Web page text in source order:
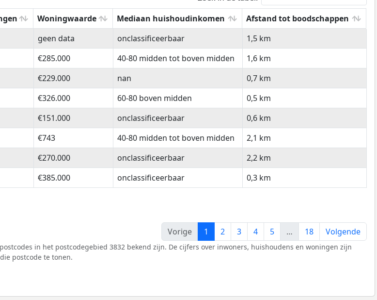
Woningwaarde Mediaan huishoudinkomen
Afstand tot boodschappen
Woningwaarde Mediaan huishoudinkomen Afstand tot boodschappen
geen data onclassificeerbaar
1,5 km
€285.000 40-80 midden tot boven midden
1,6 km
€229.000 nan
0,7 km
€326.000 60-80 boven midden
0,5 km
€151.000 onclassificeerbaar
0,6 km
€743 40-80 midden tot boven midden
2,1 km
€270.000 onclassificeerbaar
2,2 km
€385.000 onclassificeerbaar 0,3 km
Vorige
1 2 3 4 5 … 18 Volgende
in het postcodegebied 3832 bekend zijn. De cijfers over inwoners, huishoudens en woningen zijn
postcode te tonen.